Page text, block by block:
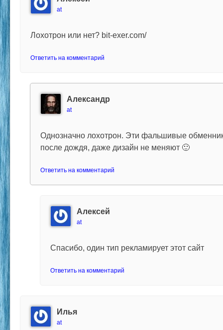
at
Лохотрон или нет? bit-exer.com/
Ответить на комментарий
Александр
at
Однозначно лохотрон. Эти фальшивые
после дождя, даже дизайн не меняют 🙂
Ответить на комментарий
Алексей
at
Спасибо, один тип рекламирует этот сайт
Ответить на комментарий
Илья
at